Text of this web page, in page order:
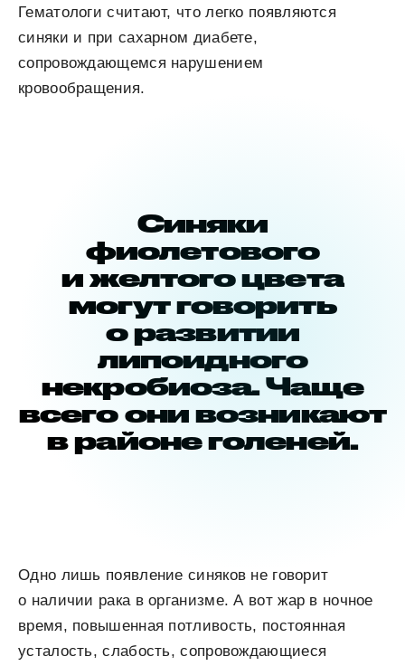
Гематологи считают, что легко появляются
синяки и при сахарном диабете,
сопровождающемся нарушением
кровообращения.
Синяки
фиолетового
и желтого цвета
могут говорить
о развитии
липоидного
некробиоза. Чаще
всего они возникают
в районе голеней.
Одно лишь появление синяков не говорит
о наличии рака в организме. А вот жар в ночное
время, повышенная потливость, постоянная
усталость, слабость, сопровождающиеся